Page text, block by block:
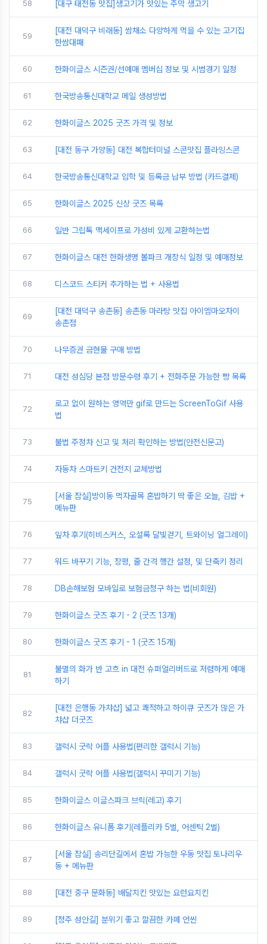
58 [대구 태전동 맛집]생고기가 맛있는 주막 생고기
59
[대전 대덕구 비래동] 쌈채소 다양하게 먹을 수 있는 고기집
한쌈대패
60 한화이글스 시즌권/선예매 멤버십 정보 및 시범경기 일정
61 한국방송통신대학교 메일 생성방법
62 한화이글스 2025 굿즈 가격 및 정보
63 [대전 동구 가양동] 대전 복합터미널 스콘맛집 플라잉스콘
64 한국방송통신대학교 입학 및 등록금 납부 방법 (카드결제)
65 한화이글스 2025 신상 굿즈 목록
66 일반 그립톡 맥세이프로 가성비 있게 교환하는법
67 한화이글스 대전 한화생명 볼파크 개장식 일정 및 예매정보
68 디스코드 스티커 추가하는 법 + 사용법
69
[대전 대덕구 송촌동] 송촌동 마라탕 맛집 아이엠마오차이
송촌점
70 나무증권 금현물 구매 방법
71 대전 성심당 본점 방문수령 후기 + 전화주문 가능한 빵 목록
72
로고 없이 원하는 영역만 gif로 만드는 ScreenToGif 사용
법
73 불법 주정차 신고 및 처리 확인하는 방법(안전신문고)
74 자동차 스마트키 건전지 교체방법
75
[서울 잠실]방이동 먹자골목 혼밥하기 딱 좋은 오늘, 김밥 +
메뉴판
76 잎차 후기(히비스커스, 오설록 달빛걷기, 트와이닝 얼그레이)
77 워드 바꾸기 기능, 장평, 줄 간격 행간 설정, 및 단축키 정리
78 DB손해보험 모바일로 보험금청구 하는 법(비회원)
79 한화이글스 굿즈 후기 - 2 (굿즈 13개)
80 한화이글스 굿즈 후기 - 1 (굿즈 15개)
81
불멸의 화가 반 고흐 in 대전 슈퍼얼리버드로 저렴하게 예매
하기
82
[대전 은행동 가챠샵] 넓고 쾌적하고 하이큐 굿즈가 많은 가
챠샵 더굿즈
83 갤럭시 굿락 어플 사용법(편리한 갤럭시 기능)
84 갤럭시 굿락 어플 사용법(갤럭시 꾸미기 기능)
85 한화이글스 이글스파크 브릭(레고) 후기
86 한화이글스 유니폼 후기(레플리카 5벌, 어센틱 2벌)
87
[서울 잠실] 송리단길에서 혼밥 가능한 우동 맛집 토나리우
동 + 메뉴판
88 [대전 중구 문화동] 배달치킨 맛있는 요런요치킨
89 [청주 성안길] 분위기 좋고 깔끔한 카페 언씬